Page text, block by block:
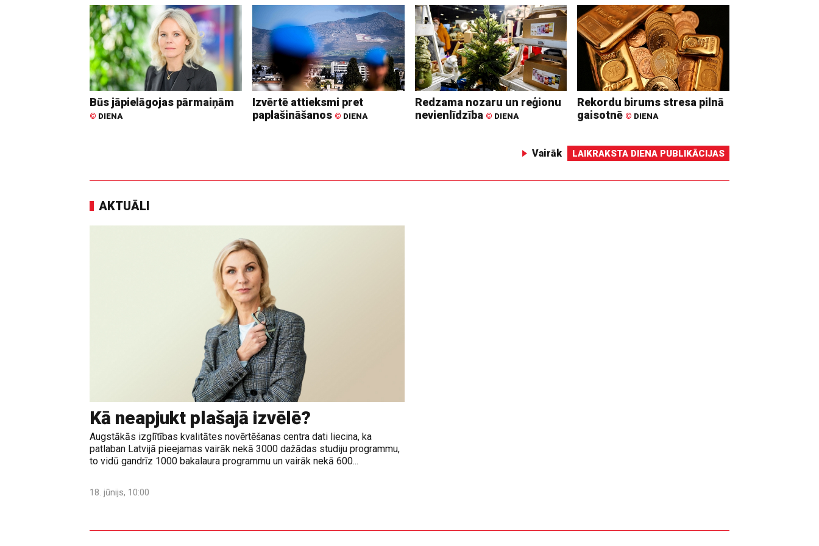
Būs jāpielāgojas pārmaiņām
© DIENA
Izvērtē attieksmi pret
paplašināšanos © DIENA
Redzama nozaru un reģionu
nevienlīdzība © DIENA
Rekordu birums stresa pilnā
gaisotnē © DIENA
Vairāk LAIKRAKSTA DIENA PUBLIKĀCIJAS
AKTUĀLI
Kā neapjukt plašajā izvēlē?
Augstākās izglītības kvalitātes novērtēšanas centra dati liecina, ka
patlaban Latvijā pieejamas vairāk nekā 3000 dažādas studiju programmu,
to vidū gandrīz 1000 bakalaura programmu un vairāk nekā 600...
18. jūnijs, 10:00